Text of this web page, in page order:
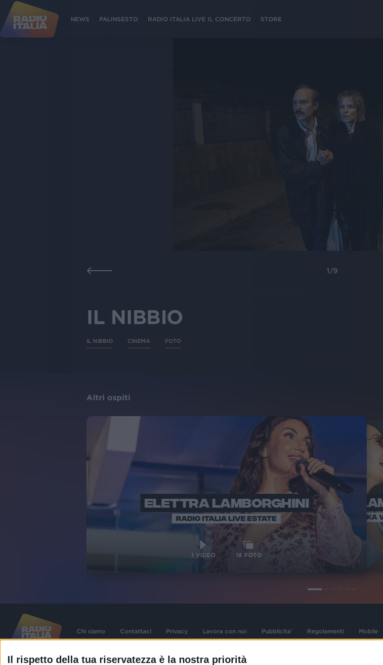
Il rispetto della tua riservatezza è la nostra priorità
NEWS PALINSESTO RADIO ITALIA LIVE IL CONCERTO STORE
1/9
IL NIBBIO
IL NIBBIO CINEMA FOTO
Altri ospiti
ELETTRA LAMBORGHINI
RADIO ITALIA LIVE ESTATE
1 VIDEO 18 FOTO
ELETTRA
VOI TANKA
Chi siamo Contattaci Privacy Lavora con noi Pubblicita' Regolamenti Mobile